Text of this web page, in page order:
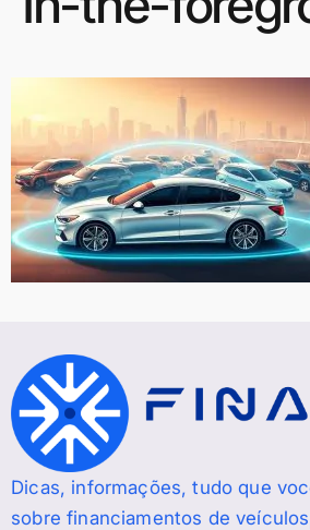
Dicas, informações, tudo que
sobre financiamentos de